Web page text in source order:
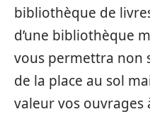
bibliothèque de
d’une bibliothèque
vous permettra non
de la place au sol
valeur vos ouvrages